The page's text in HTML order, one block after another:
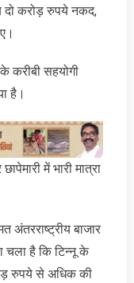
दो करोड़ रुपये नकद,
करीबी सहयोगी
है।
में भारी मात्रा
अंतरराष्ट्रीय बाजार
चला है कि टिन्नू के
रुपये से अधिक की